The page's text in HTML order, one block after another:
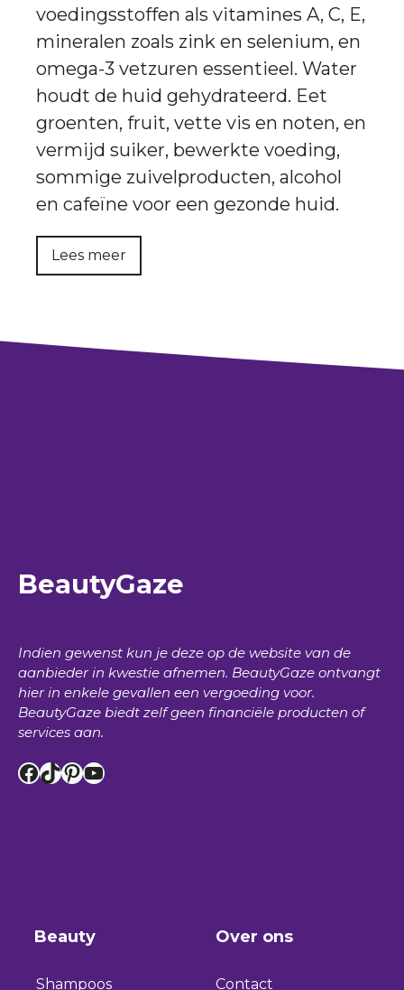
voedingsstoffen als vitamines A, C, E,
mineralen zoals zink en selenium, en
omega-3 vetzuren essentieel. Water
houdt de huid gehydrateerd. Eet
groenten, fruit, vette vis en noten, en
vermijd suiker, bewerkte voeding,
sommige zuivelproducten, alcohol
en cafeïne voor een gezonde huid.
Lees meer
BeautyGaze
Indien gewenst kun je deze op de website van de
aanbieder in kwestie afnemen. BeautyGaze ontvangt
hier in enkele gevallen een vergoeding voor.
BeautyGaze biedt zelf geen financiële producten of
services aan.
Facebook
TikTok
Pinterest
YouTube
Beauty
Shampoos
Over ons
Contact